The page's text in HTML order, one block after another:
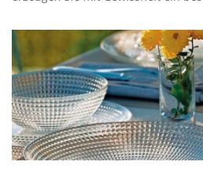
Aufsteller
Bar
Tafeln